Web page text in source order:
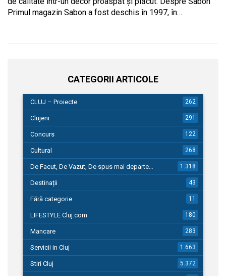
Primul magazin Sabon a fost deschis în 1997, în…
CATEGORII ARTICOLE
CLUJ – Proiecte 262
Clujeni 291
Concurs 122
Cultural 268
De Facut, De Vazut, De spus mai departe… 1.318
Destinații 43
Fără categorie 11
LIFESTYLE Cluj.com 180
Mancare 283
Servicii in Cluj 1.663
Stiri Cluj 5.372